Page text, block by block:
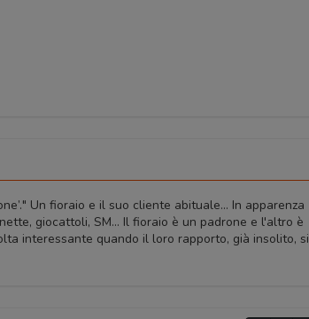
Un fioraio e il suo cliente abituale... In apparenza
giocattoli, SM... Il fioraio è un padrone e l'altro è
interessante quando il loro rapporto, già insolito, si